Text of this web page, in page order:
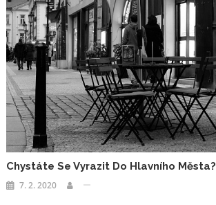
Chystáte Se Vyrazit Do Hlavního Města?
7. 2. 2020